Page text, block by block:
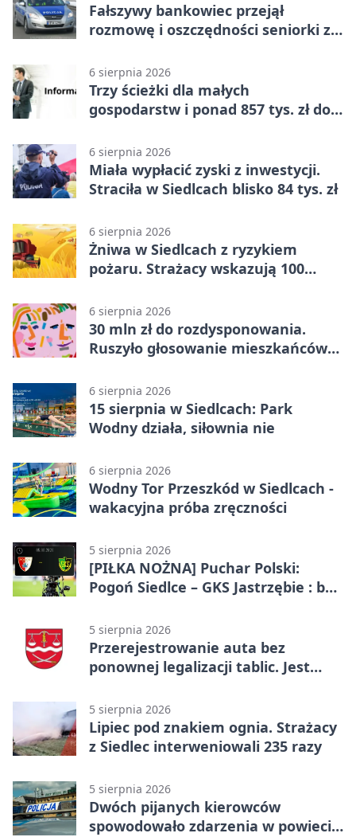
Fałszywy bankowiec przejął
rozmowę i oszczędności seniorki z
6 sierpnia 2026
Trzy ścieżki dla małych
gospodarstw i ponad 857 tys. zł do
6 sierpnia 2026
Miała wypłacić zyski z inwestycji.
Straciła w Siedlcach blisko 84 tys. zł
6 sierpnia 2026
Żniwa w Siedlcach z ryzykiem
pożaru. Strażacy wskazują 100
6 sierpnia 2026
30 mln zł do rozdysponowania.
Ruszyło głosowanie mieszkańców
6 sierpnia 2026
15 sierpnia w Siedlcach: Park
Wodny działa, siłownia nie
6 sierpnia 2026
Wodny Tor Przeszkód w Siedlcach -
wakacyjna próba zręczności
5 sierpnia 2026
[PIŁKA NOŻNA] Puchar Polski:
Pogoń Siedlce – GKS Jastrzębie : bez
5 sierpnia 2026
Przerejestrowanie auta bez
ponownej legalizacji tablic. Jest
5 sierpnia 2026
Lipiec pod znakiem ognia. Strażacy
z Siedlec interweniowali 235 razy
5 sierpnia 2026
Dwóch pijanych kierowców
spowodowało zdarzenia w powiecie